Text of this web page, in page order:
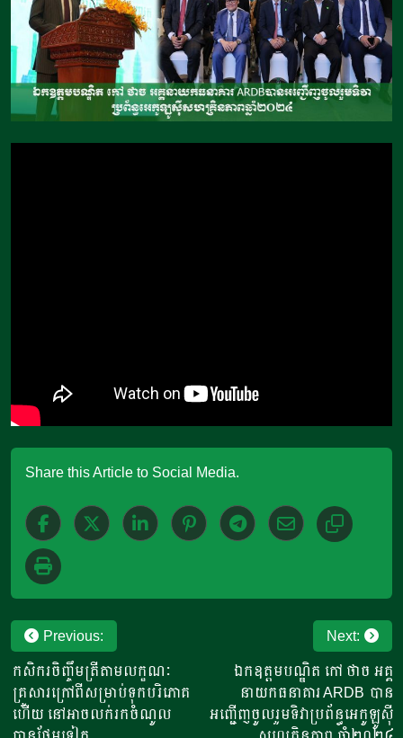
Share this Article to Social Media.
Post
navigation
Previous:
កសិករចិញ្ចឹមត្រីតាមលក្ខណៈ
គ្រួសារក្រៅពីសម្រាប់ទុកបរិភោគ
ហើយ នៅអាចលក់រកចំណូល
Next:
ឯកឧត្តមបណ្ឌិត កៅ ថាច អគ្គ
នាយកធនាគារ ARDB បាន
អញ្ជើញចូលរួមទិវាប្រព័ន្ធអេកូឡូស៊ី